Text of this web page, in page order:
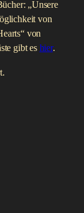
„Unsere
von
von
gibt es hier.